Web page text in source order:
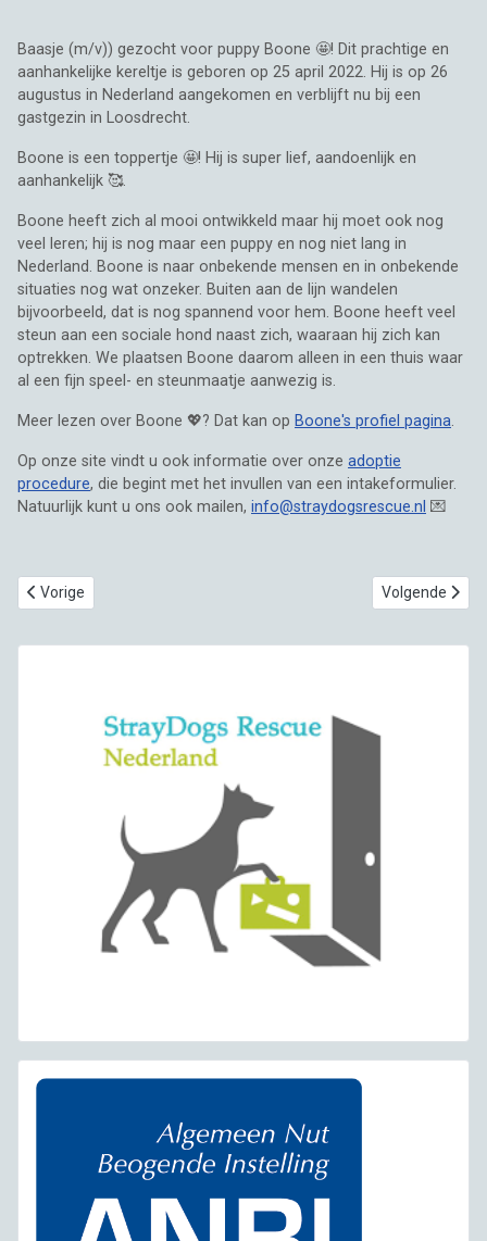
Baasje (m/v)) gezocht voor puppy Boone 🤩! Dit prachtige en
aanhankelijke kereltje is geboren op 25 april 2022. Hij is op 26
augustus in Nederland aangekomen en verblijft nu bij een
gastgezin in Loosdrecht.
Boone is een toppertje 🤩! Hij is super lief, aandoenlijk en
aanhankelijk 🥰.
Boone heeft zich al mooi ontwikkeld maar hij moet ook nog
veel leren; hij is nog maar een puppy en nog niet lang in
Nederland. Boone is naar onbekende mensen en in onbekende
situaties nog wat onzeker. Buiten aan de lijn wandelen
bijvoorbeeld, dat is nog spannend voor hem. Boone heeft veel
steun aan een sociale hond naast zich, waaraan hij zich kan
optrekken. We plaatsen Boone daarom alleen in een thuis waar
al een fijn speel- en steunmaatje aanwezig is.
Meer lezen over Boone 💖? Dat kan op Boone's profiel pagina.
Op onze site vindt u ook informatie over onze adoptie
procedure, die begint met het invullen van een intakeformulier.
Natuurlijk kunt u ons ook mailen, info@straydogsrescue.nl 💌
Vorig artikel: Een noodkreet van een rescuer 😞🆘
Vorige Volgende
Volgende